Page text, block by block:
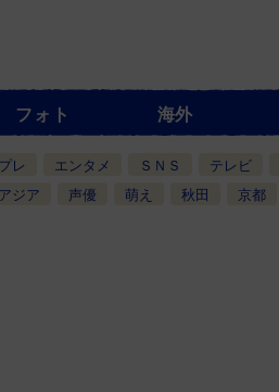
フォト 海外
レ エンタメ ＳＮＳ テレビ
アジア 声優 萌え 秋田 京都